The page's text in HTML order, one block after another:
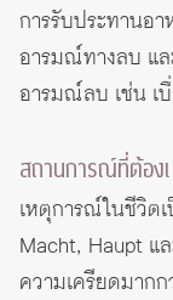
การรับประทานอ
อารมณ์ทางลบ แล
อารมณ์ลบ เช่น เบื่
สถานการณ์ที่ต้อง
เหตุการณ์ในชีวิต
Macht, Haupt แ
ความเครียดมาก